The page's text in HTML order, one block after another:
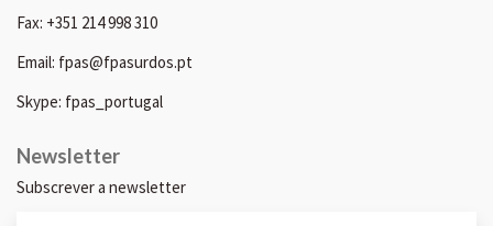
Fax: +351 214 998 310
Email: fpas@fpasurdos.pt
Skype: fpas_portugal
Newsletter
Subscrever a newsletter